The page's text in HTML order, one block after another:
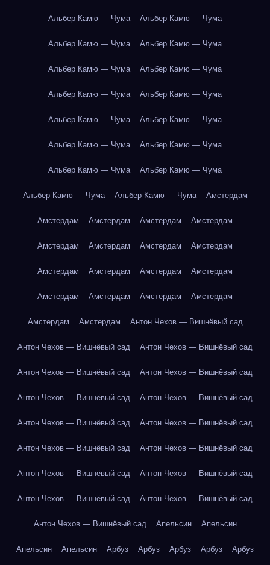
Альбер Камю — Чума Альбер Камю — Чума
Альбер Камю — Чума Альбер Камю — Чума
Альбер Камю — Чума Альбер Камю — Чума
Альбер Камю — Чума Альбер Камю — Чума
Альбер Камю — Чума Альбер Камю — Чума
Альбер Камю — Чума Альбер Камю — Чума
Альбер Камю — Чума Альбер Камю — Чума
Альбер Камю — Чума Альбер Камю — Чума Амстердам
Амстердам Амстердам Амстердам Амстердам
Амстердам Амстердам Амстердам Амстердам
Амстердам Амстердам Амстердам Амстердам
Амстердам Амстердам Амстердам Амстердам
Амстердам Амстердам Антон Чехов — Вишнёвый сад
Антон Чехов — Вишнёвый сад Антон Чехов — Вишнёвый сад
Антон Чехов — Вишнёвый сад Антон Чехов — Вишнёвый сад
Антон Чехов — Вишнёвый сад Антон Чехов — Вишнёвый сад
Антон Чехов — Вишнёвый сад Антон Чехов — Вишнёвый сад
Антон Чехов — Вишнёвый сад Антон Чехов — Вишнёвый сад
Антон Чехов — Вишнёвый сад Антон Чехов — Вишнёвый сад
Антон Чехов — Вишнёвый сад Антон Чехов — Вишнёвый сад
Антон Чехов — Вишнёвый сад Апельсин Апельсин
Апельсин Апельсин Арбуз Арбуз Арбуз Арбуз Арбуз